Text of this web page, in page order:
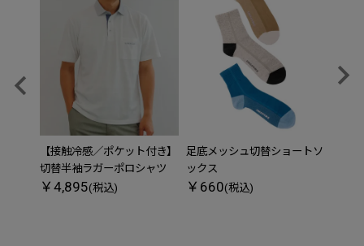
【接触冷感／ポケット付き】
切替半袖ラガーポロシャツ
￥4,895(税込)
足底メッシュ切替ショートソ
ックス
￥660(税込)